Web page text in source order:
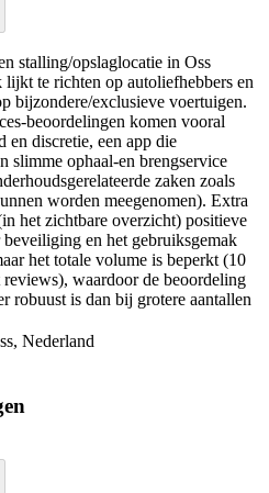
stalling/opslaglocatie in Oss
te richten op autoliefhebbers en
bijzondere/exclusieve voertuigen.
beoordelingen komen vooral
en discretie, een app die
slimme ophaal-en brengservice
zaken zoals
worden meegenomen). Extra
het zichtbare overzicht) positieve
en het gebruiksgemak
het totale volume is beperkt (10
waardoor de beoordeling
robuust is dan bij grotere aantallen
Nederland